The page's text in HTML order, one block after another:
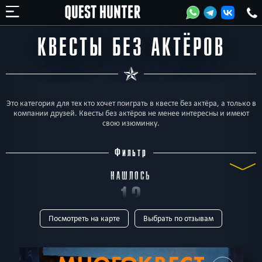
КВЕСТЫ БЕЗ АКТЁРОВ
Это категория для тех кто хочет поиграть в квесте без актёра, а только в
компании друзей. Квесты без актёров не менее интересны и имеют
свою изюминку.
Фильтр
НАШЛОСЬ
13
КВЕСТОВ
Квест-комнаты Horror Для детей
Перформанс
Посмотреть на карте Выбрать по отзывам